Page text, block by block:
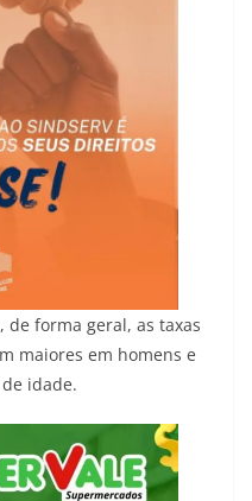
de forma geral, as taxas
maiores em homens e
idade.